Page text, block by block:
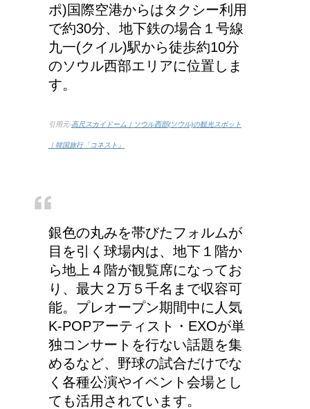
豆乳と納豆では、栄養の
何が違うの？
ポ)国際空港からはタクシー利用
で約30分、地下鉄の場合１号線
九一(クイル)駅から徒歩約10分
のソウル西部エリアに位置しま
す。
引用元-高尺スカイドーム｜ソウル西部(ソウル)の観光スポット
｜韓国旅行「コネスト」
銀色の丸みを帯びたフォルムが
目を引く球場内は、地下１階か
ら地上４階が観覧席になってお
り、最大２万５千名まで収容可
能。プレオープン期間中に人気
K-POPアーティスト・EXOが単
独コンサートを行ない話題を集
めるなど、野球の試合だけでな
く各種公演やイベント会場とし
ても活用されています。